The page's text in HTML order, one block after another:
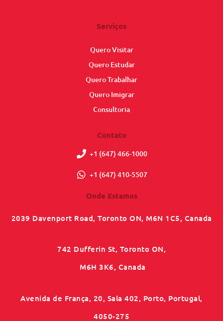
Serviços
Quero Visitar
Quero Estudar
Quero Trabalhar
Quero Imigrar
Consultoria
Contato
+1 (647) 466-1000
+1 (647) 410-5507
Onde Estamos
2039 Davenport Road, Toronto ON, M6N 1C5, Canada
742 Dufferin St, Toronto ON,
M6H 3K6, Canada
Avenida de França, 20, Sala 402, Porto, Portugal,
4050-275